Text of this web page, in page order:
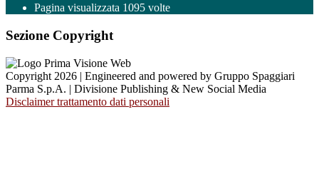
Pagina visualizzata 1095 volte
Sezione Copyright
Copyright 2026 | Engineered and powered by Gruppo Spaggiari
Parma S.p.A. | Divisione Publishing & New Social Media
Disclaimer trattamento dati personali